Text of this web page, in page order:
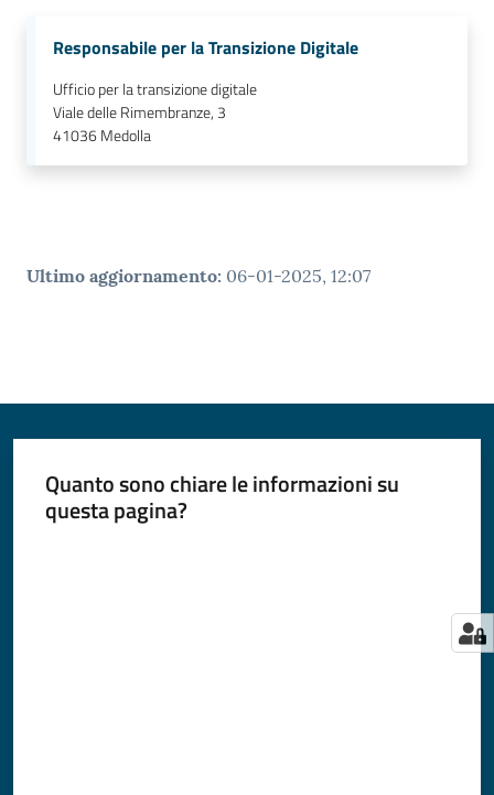
Responsabile per la Transizione Digitale
Ufficio per la transizione digitale
Viale delle Rimembranze, 3
41036Medolla
Ultimo aggiornamento: 06-01-2025, 12:07
Quanto sono chiare le informazioni su
questa pagina?